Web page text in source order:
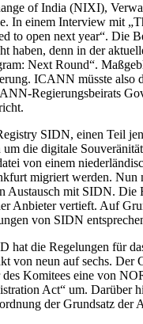
of India (NIXI),
In einem Interview mit
to open next year“. Die
haben, denn in der
Next Round“.
ICANN müsste also
Regierungsbeirats
SIDN, einen Teil
die digitale
von einem
migriert werden. Nun
Austausch mit SIDN. Die
Anbieter vertieft. Auf
von SIDN
hat die Regelungen für
von neun auf sechs. Der
Komitees eine von
Act“ um. Darüber
der Grundsatz